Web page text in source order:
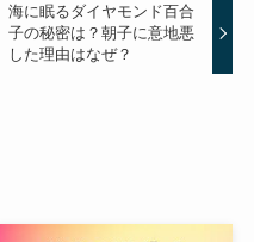
海に眠るダイヤモンド百合
子の秘密は？朝子に意地悪
した理由はなぜ？